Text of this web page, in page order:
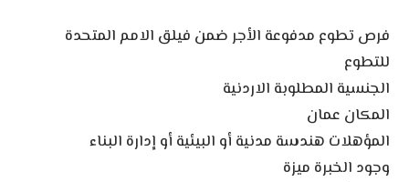
فرص تطوع مدفوعة الأجر ضمن فيلق الامم المتحدة
للتطوع
الجنسية المطلوبة الاردنية
المكان عمان
المؤهلات هندسة مدنية أو البيئية أو إدارة البناء
وجود الخبرة ميزة